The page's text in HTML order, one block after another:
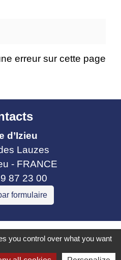
erreur sur cette page
d’Izieu
Lauzes
- FRANCE
87 23 00
formulaire
Bugey Sud
you control over what you want